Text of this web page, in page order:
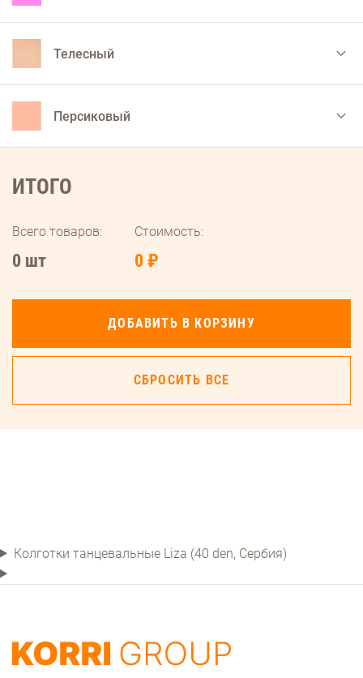
Телесный
Персиковый
ИТОГО
Всего товаров:
0 шт
Стоимость:
0 ₽
ДОБАВИТЬ В КОРЗИНУ
СБРОСИТЬ ВСЕ
Колготки танцевальные Liza (40 den, Сербия)